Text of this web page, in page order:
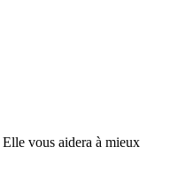
vous aidera à mieux